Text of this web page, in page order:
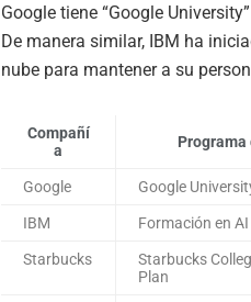
Google tiene “Google
De manera similar, IBM ha
nube para mantener a su
Compañí
a
Programa
Google Google
IBM Formación en AI
Starbucks
Starbucks
Plan